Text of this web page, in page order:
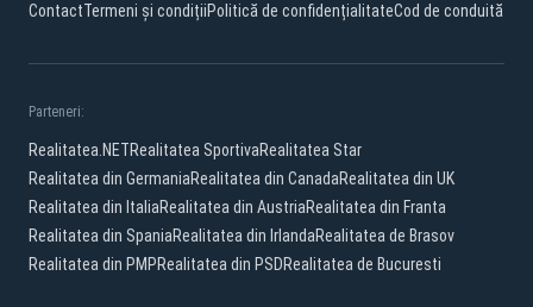
ContactTermeni și condițiiPolitică de confidențialitateCod de conduită
Parteneri:
Realitatea.NETRealitatea SportivaRealitatea Star
Realitatea din GermaniaRealitatea din CanadaRealitatea din UK
Realitatea din ItaliaRealitatea din AustriaRealitatea din Franta
Realitatea din SpaniaRealitatea din IrlandaRealitatea de Brasov
Realitatea din PMPRealitatea din PSDRealitatea de Bucuresti